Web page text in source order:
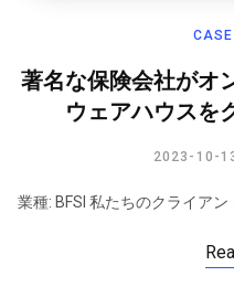
著名な保険会社がオ
ウェアハウスを
2023-10-
業種: BFSI 私たちのクライアン